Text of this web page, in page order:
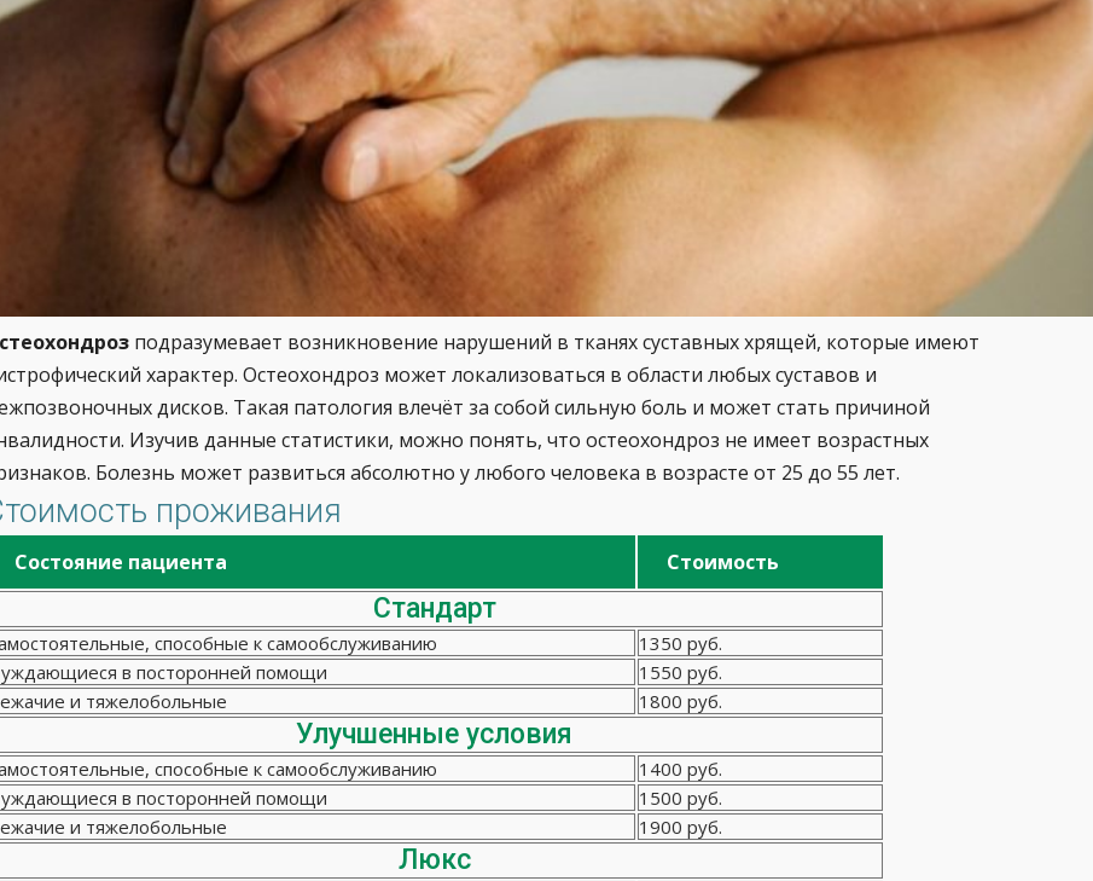
подразумевает возникновение нарушений в тканях суставных хрящей, которые имеют
характер. Остеохондроз может локализоваться в области любых суставов и
дисков. Такая патология влечёт за собой сильную боль и может стать причиной
Изучив данные статистики, можно понять, что остеохондроз не имеет возрастных
Болезнь может развиться абсолютно у любого человека в возрасте от 25 до 55 лет.
проживания
Состояние пациента Стоимость
Стандарт
способные к самообслуживанию
1350 руб.
в посторонней помощи
1550 руб.
и тяжелобольные
1800 руб.
Улучшенные условия
способные к самообслуживанию
1400 руб.
в посторонней помощи
1500 руб.
и тяжелобольные
1900 руб.
Люкс